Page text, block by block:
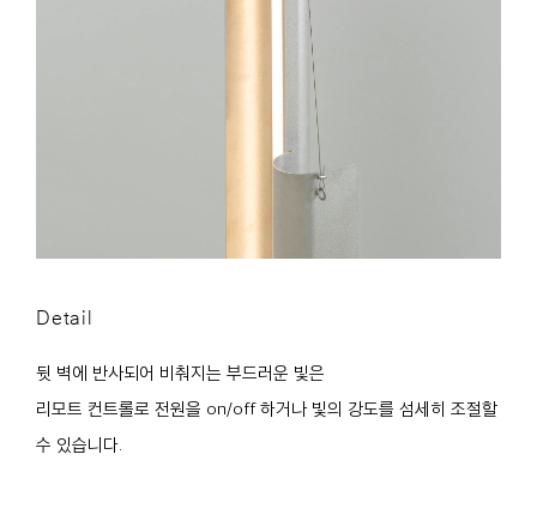
Detail
뒷 벽에 반사되어 비춰지는 부드러운 빛은
리모트 컨트롤로 전원을 on/off 하거나 빛의 강도를 섬세히 조절할
수 있습니다.